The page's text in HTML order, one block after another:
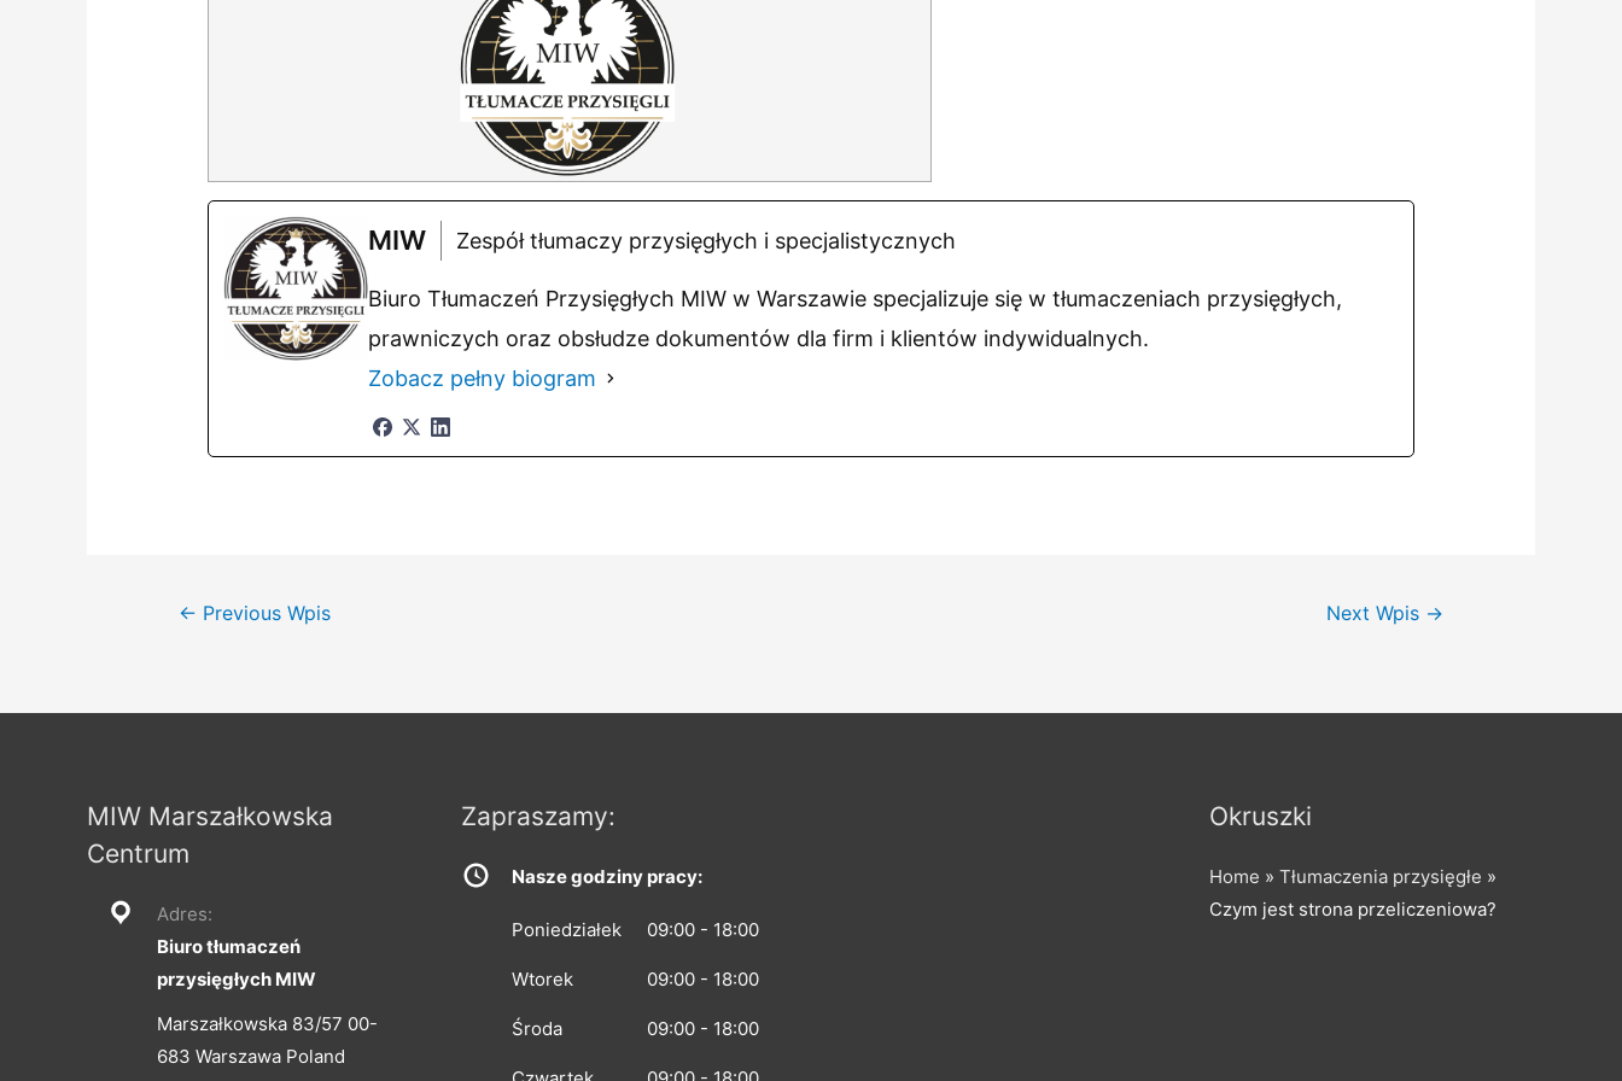
MIW Zespół tłumaczy przysięgłych i specjalistycznych
Biuro Tłumaczeń Przysięgłych MIW w Warszawie specjalizuje się w tłumaczeniach przysięgłych,
prawniczych oraz obsłudze dokumentów dla firm i klientów indywidualnych.
Zobacz pełny biogram
Nawigacja
← Previous Wpis Next Wpis →
MIW Marszałkowska
Centrum
Adres:
Biuro tłumaczeń
przysięgłych MIW
Marszałkowska 83/57 00-
683 Warszawa Poland
Zapraszamy:
Nasze godziny pracy:
Poniedziałek 09:00 - 18:00
Wtorek 09:00 - 18:00
Środa 09:00 - 18:00
Okruszki
Home » Tłumaczenia przysięgłe »
Czym jest strona przeliczeniowa?